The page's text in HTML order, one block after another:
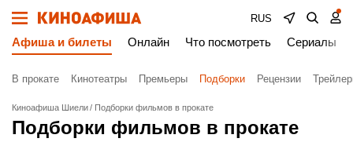
RUS
Афиша и билеты Онлайн Что посмотреть Сериалы
В прокате Кинотеатры Премьеры Подборки Рецензии
Киноафиша Шиели Подборки фильмов в прокате
Подборки фильмов в прокате